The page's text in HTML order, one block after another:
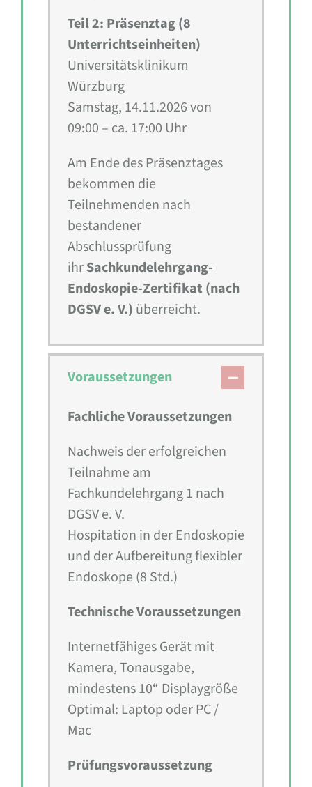
Teil 2: Präsenztag (8
Unterrichtseinheiten)
Universitätsklinikum
Würzburg
Samstag, 14.11.2026 von
09:00 – ca. 17:00 Uhr
Am Ende des Präsenztages
bekommen die
Teilnehmenden nach
bestandener
Abschlussprüfung
ihrSachkundelehrgang-
Endoskopie-Zertifikat (nach
DGSV e. V.) überreicht.
Voraussetzungen
Fachliche Voraussetzungen
Nachweis der erfolgreichen
Teilnahme am
Fachkundelehrgang 1 nach
DGSV e. V.
Hospitation in der Endoskopie
und der Aufbereitung flexibler
Endoskope (8 Std.)
Technische Voraussetzungen
Internetfähiges Gerät mit
Kamera, Tonausgabe,
mindestens 10“ Displaygröße
Optimal: Laptop oder PC /
Mac
Prüfungsvoraussetzung